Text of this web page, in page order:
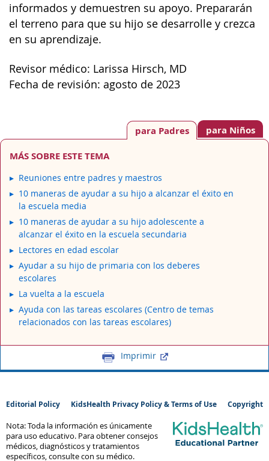
informados y demuestren su apoyo. Prepararán
el terreno para que su hijo se desarrolle y crezca
en su aprendizaje.
Revisor médico: Larissa Hirsch, MD
Fecha de revisión: agosto de 2023
para Niños
para Padres
MÁS SOBRE ESTE TEMA
Reuniones entre padres y maestros
10 maneras de ayudar a su hijo a alcanzar el éxito en
la escuela media
10 maneras de ayudar a su hijo adolescente a
alcanzar el éxito en la escuela secundaria
Lectores en edad escolar
Ayudar a su hijo de primaria con los deberes
escolares
La vuelta a la escuela
Ayuda con las tareas escolares (Centro de temas
relacionados con las tareas escolares)
Imprimir
Editorial Policy KidsHealth Privacy Policy & Terms of Use Copyright
Nota: Toda la información es únicamente
para uso educativo. Para obtener consejos
médicos, diagnósticos y tratamientos
específicos, consulte con su médico.